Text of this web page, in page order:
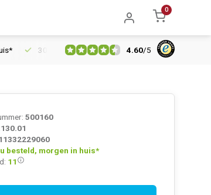
0
30 dagen retourrecht Vertrouwd online sinds
4.60/5
500160
besteld, morgen in huis*
11